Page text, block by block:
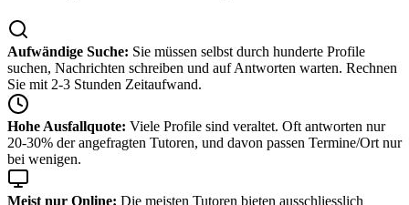
Aufwändige Suche: Sie müssen selbst durch hunderte Profile
suchen, Nachrichten schreiben und auf Antworten warten. Rechnen
Sie mit 2-3 Stunden Zeitaufwand.
Hohe Ausfallquote: Viele Profile sind veraltet. Oft antworten nur
20-30% der angefragten Tutoren, und davon passen Termine/Ort nur
bei wenigen.
Meist nur Online: Die meisten Tutoren bieten ausschliesslich